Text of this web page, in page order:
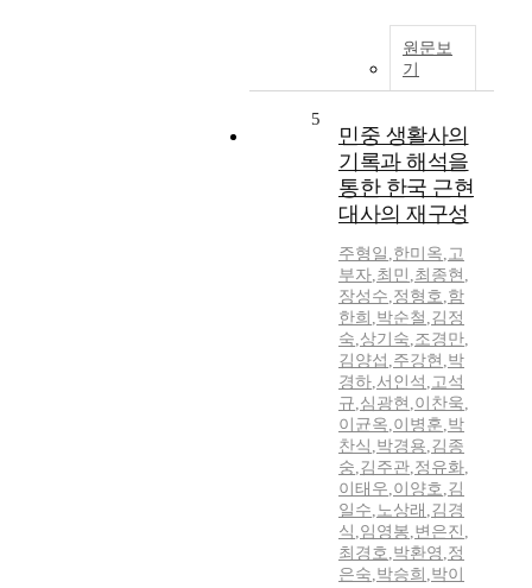
원문보
기
5
민중 생활사의
기록과 해석을
통한 한국 근현
대사의 재구성
주형일 ,한미옥,고
부자,최민 ,최종현 ,
장성수,정형호,함
한희 ,박순철 ,김정
숙,상기숙,조경만,
김양섭 ,주강현 ,박
경하,서인석 ,고석
규,심광현 ,이찬욱,
이균옥,이병훈,박
찬식 ,박경용,김종
숭,김주관,정유화,
이태우,이양호,김
일수,노상래 ,김경
식 ,임영봉,변은진 ,
최경호,박환영 ,정
은숙,박승희 ,박이